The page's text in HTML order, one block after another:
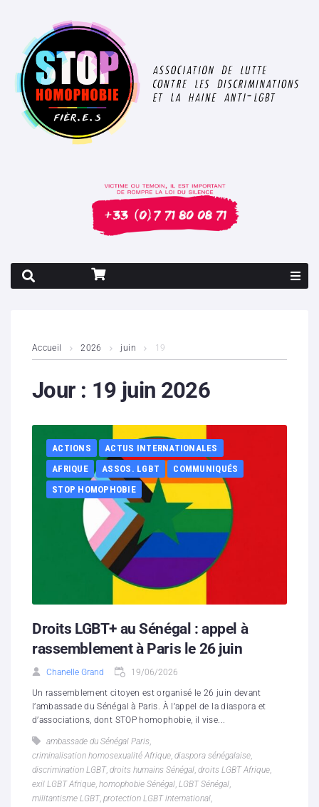
Boutique
Partenaires
Hébergement solidaire
Accueil 2026 juin 19
Jour : 19 juin 2026
ACTIONS
ACTUS INTERNATIONALES
AFRIQUE
ASSOS. LGBT
COMMUNIQUÉS
STOP HOMOPHOBIE
Droits LGBT+ au Sénégal : appel à
rassemblement à Paris le 26 juin
Chanelle Grand 19/06/2026
Un rassemblement citoyen est organisé le 26 juin devant
l’ambassade du Sénégal à Paris. À l’appel de la diaspora et
d’associations, dont STOP homophobie, il vise...
ambassade du Sénégal Paris,
criminalisation homosexualité Afrique, diaspora sénégalaise,
discrimination LGBT, droits humains Sénégal, droits LGBT Afrique,
exil LGBT Afrique, homophobie Sénégal, LGBT Sénégal,
militantisme LGBT, protection LGBT international,